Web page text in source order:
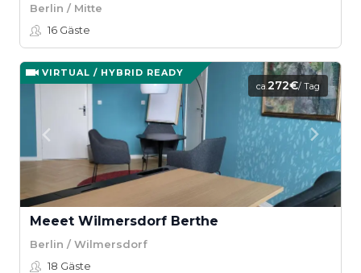
Berlin / Mitte
16 Gäste
VIRTUAL / HYBRID READY
ca.272€/ Tag
Meeet Wilmersdorf Berthe
Berlin / Wilmersdorf
18 Gäste